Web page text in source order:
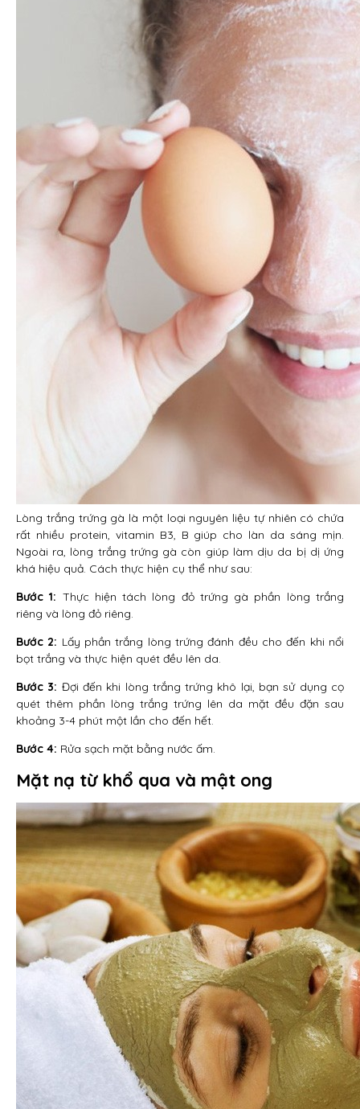
Lòng trắng trứng gà là một loại nguyên liệu tự nhiên có chứa
rất nhiều protein, vitamin B3, B giúp cho làn da sáng mịn.
Ngoài ra, lòng trắng trứng gà còn giúp làm dịu da bị dị ứng
khá hiệu quả. Cách thực hiện cụ thể như sau:
Bước 1: Thực hiện tách lòng đỏ trứng gà phần lòng trắng
riêng và lòng đỏ riêng.
Bước 2: Lấy phần trắng lòng trứng đánh đều cho đến khi nổi
bọt trắng và thực hiện quét đều lên da.
Bước 3: Đợi đến khi lòng trắng trứng khô lại, bạn sử dụng cọ
quét thêm phần lòng trắng trứng lên da mặt đều đặn sau
khoảng 3-4 phút một lần cho đến hết.
Bước 4: Rửa sạch mặt bằng nước ấm.
Mặt nạ từ khổ qua và mật ong